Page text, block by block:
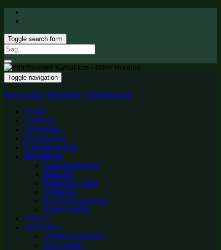
Toggle search form
Search
for:
Toggle navigation
Friluftscenter Katbakken – Øster Hornum
Forside
Udlejning
Dokumenter
Oversigtskort
Forhindringsbane
Info-Billeder
Natur/teknik hytte
Multtoilet
Forhindringsbane
Teltpladser
Hytte med klatrevæg
Shelter-område
Gallerier
Nyhedsbrev
Tilmeld nyhedsbrev
Alle nyheder